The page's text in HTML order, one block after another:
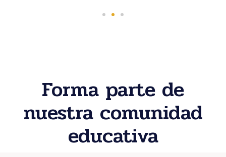
Forma parte de
nuestra comunidad
educativa